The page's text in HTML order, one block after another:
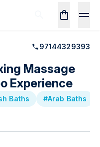
97144329393
Massage
Experience
Baths #Arab Baths